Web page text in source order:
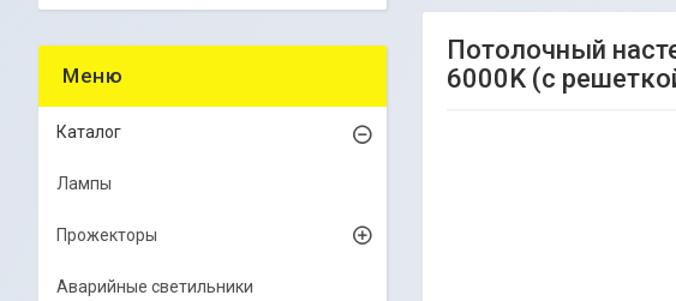
Потолочный
6000K (c
Каталог
Лампы
Прожекторы
Аварийные светильники